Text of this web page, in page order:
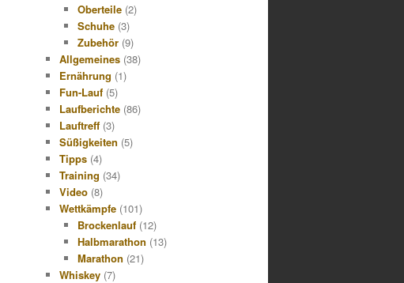
Oberteile(2)
Schuhe(3)
Zubehör(9)
Allgemeines (38)
Ernährung (1)
Fun-Lauf (5)
Laufberichte (86)
Lauftreff (3)
Süßigkeiten (5)
Tipps (4)
Training (34)
Video (8)
Wettkämpfe (101)
Brockenlauf(12)
Halbmarathon (13)
Marathon (21)
Whiskey (7)